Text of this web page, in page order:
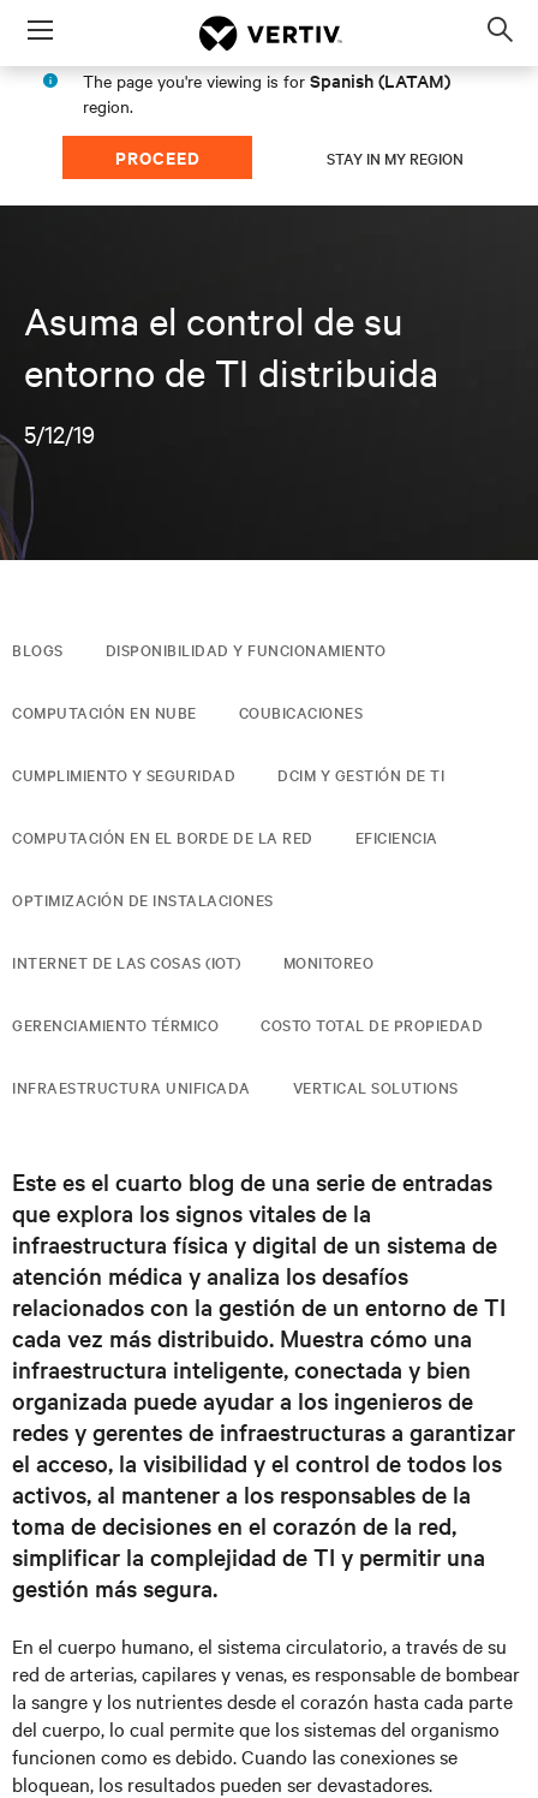
Menu
The page you're viewing is for Spanish (LATAM)
region.
PROCEED STAY IN MY REGION
Asuma el control de su
entorno de TI distribuida
5/12/19
BLOGS DISPONIBILIDAD Y FUNCIONAMIENTO
COMPUTACIÓN EN NUBE COUBICACIONES
CUMPLIMIENTO Y SEGURIDAD DCIM Y GESTIÓN DE TI
COMPUTACIÓN EN EL BORDE DE LA RED EFICIENCIA
OPTIMIZACIÓN DE INSTALACIONES
INTERNET DE LAS COSAS (IOT) MONITOREO
GERENCIAMIENTO TÉRMICO COSTO TOTAL DE PROPIEDAD
INFRAESTRUCTURA UNIFICADA VERTICAL SOLUTIONS
Este es el cuarto blog de una serie de entradas
que explora los signos vitales de la
infraestructura física y digital de un sistema de
atención médica y analiza los desafíos
relacionados con la gestión de un entorno de TI
cada vez más distribuido. Muestra cómo una
infraestructura inteligente, conectada y bien
organizada puede ayudar a los ingenieros de
redes y gerentes de infraestructuras a garantizar
el acceso, la visibilidad y el control de todos los
activos, al mantener a los responsables de la
toma de decisiones en el corazón de la red,
simplificar la complejidad de TI y permitir una
gestión más segura.
En el cuerpo humano, el sistema circulatorio, a través de su
red de arterias, capilares y venas, es responsable de bombear
la sangre y los nutrientes desde el corazón hasta cada parte
del cuerpo, lo cual permite que los sistemas del organismo
funcionen como es debido. Cuando las conexiones se
bloquean, los resultados pueden ser devastadores.